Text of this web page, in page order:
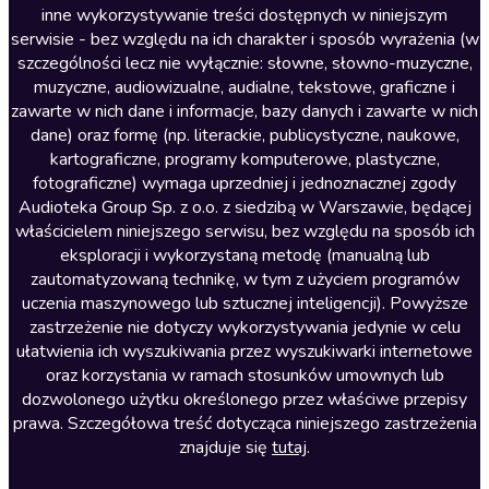
Literatura faktu
Literatura obyczajowa
Literatura piękna obca
Literatura piękna polska
Nagrania relaksacyjne
Nauka języków
Nauki humanistyczne
Podcasty i audycje
Polityka
Prasa
Religia
Romans
inne wykorzystywanie treści dostępnych w niniejszym
serwisie - bez względu na ich charakter i sposób wyrażenia (w
szczególności lecz nie wyłącznie: słowne, słowno-muzyczne,
muzyczne, audiowizualne, audialne, tekstowe, graficzne i
zawarte w nich dane i informacje, bazy danych i zawarte w nich
dane) oraz formę (np. literackie, publicystyczne, naukowe,
kartograficzne, programy komputerowe, plastyczne,
fotograficzne) wymaga uprzedniej i jednoznacznej zgody
Audioteka Group Sp. z o.o. z siedzibą w Warszawie, będącej
właścicielem niniejszego serwisu, bez względu na sposób ich
eksploracji i wykorzystaną metodę (manualną lub
zautomatyzowaną technikę, w tym z użyciem programów
uczenia maszynowego lub sztucznej inteligencji). Powyższe
zastrzeżenie nie dotyczy wykorzystywania jedynie w celu
ułatwienia ich wyszukiwania przez wyszukiwarki internetowe
oraz korzystania w ramach stosunków umownych lub
dozwolonego użytku określonego przez właściwe przepisy
prawa. Szczegółowa treść dotycząca niniejszego zastrzeżenia
znajduje się tutaj.